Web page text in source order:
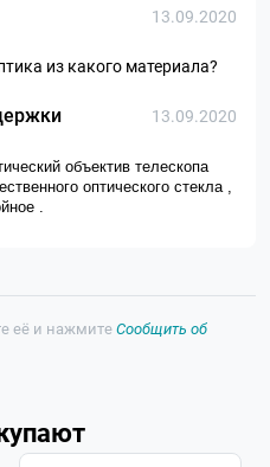
13.09.2020
из какого материала?
13.09.2020
объектив телескопа
оптического стекла ,
.
её и нажмите Сообщить об